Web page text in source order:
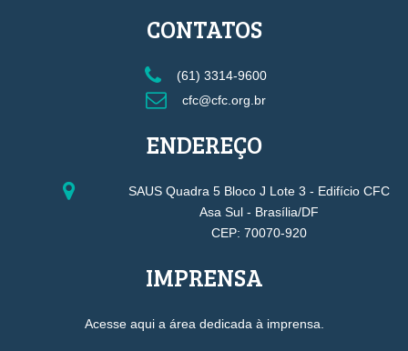
CONTATOS
(61) 3314-9600
cfc@cfc.org.br
ENDEREÇO
SAUS Quadra 5 Bloco J Lote 3 - Edifício CFC
Asa Sul - Brasília/DF
CEP: 70070-920
IMPRENSA
Acesse aqui a área dedicada à imprensa.